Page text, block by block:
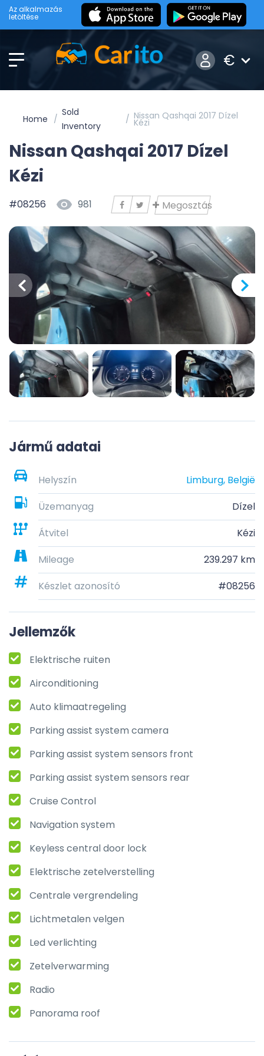
Az alkalmazás
letöltése
€
Home
Sold
Inventory
Nissan Qashqai 2017 Dízel
Kézi
Nissan Qashqai 2017 Dízel
Kézi
#08256 981 Megosztás
Jármű adatai
Helyszín
Limburg, België
Üzemanyag
Dízel
Átvitel
Kézi
Mileage
239.297 km
Készlet azonosító
#08256
Jellemzők
Elektrische ruiten
Airconditioning
Auto klimaatregeling
Parking assist system camera
Parking assist system sensors front
Parking assist system sensors rear
Cruise Control
Navigation system
Keyless central door lock
Elektrische zetelverstelling
Centrale vergrendeling
Lichtmetalen velgen
Led verlichting
Zetelverwarming
Radio
Panorama roof